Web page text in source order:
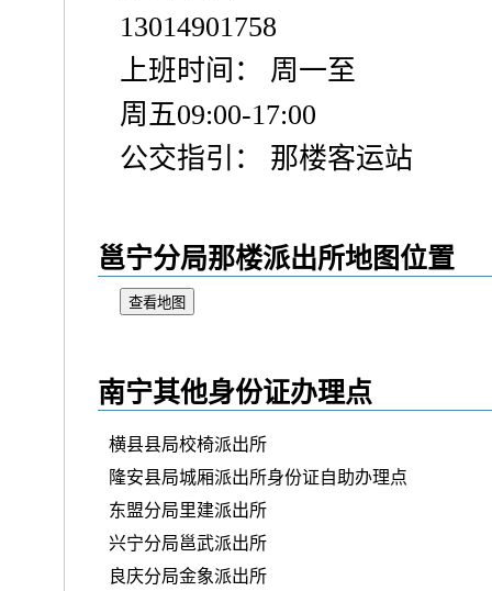
13014901758
上班时间： 周一至
周五09:00-17:00
公交指引： 那楼客运站
邕宁分局那楼派出所地图位置
查看地图
南宁其他身份证办理点
横县县局校椅派出所
隆安县局城厢派出所身份证自助办理点
东盟分局里建派出所
兴宁分局邕武派出所
良庆分局金象派出所